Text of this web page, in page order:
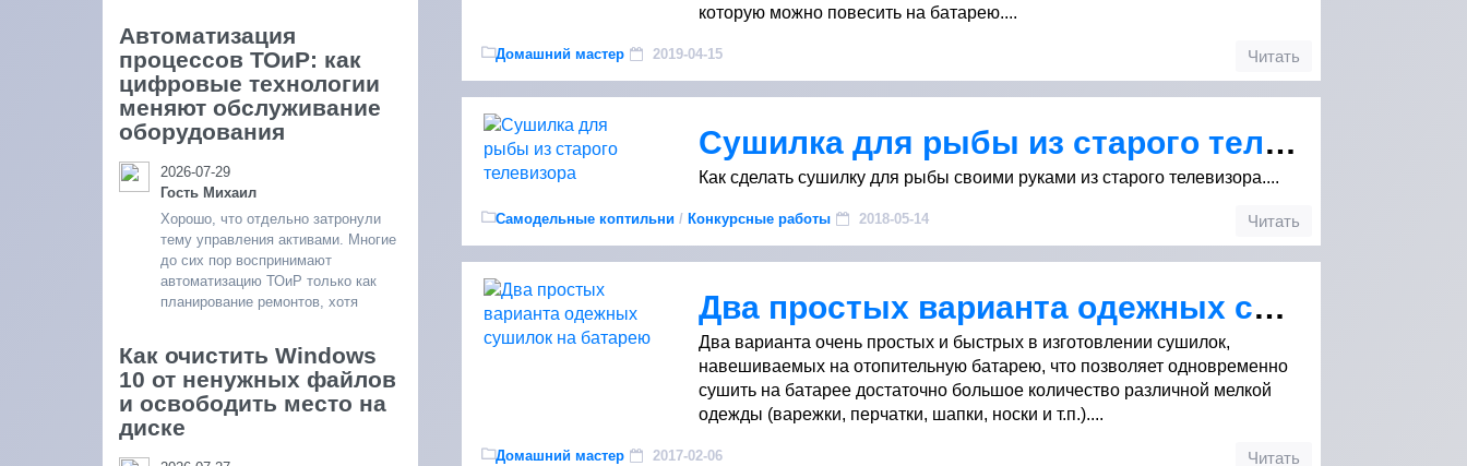
Автоматизация
процессов ТОиР: как
цифровые технологии
меняют обслуживание
оборудования
2026-07-29
Гость Михаил
Хорошо, что отдельно затронули
тему управления активами. Многие
до сих пор воспринимают
автоматизацию ТОиР только как
планирование ремонтов, хотя
Как очистить Windows
10 от ненужных файлов
и освободить место на
диске
которую можно повесить на батарею....
Читать
Домашний мастер 2019-04-15
Сушилка для рыбы из старого телевизора
Как сделать сушилку для рыбы своими руками из старого телевизора....
Читать
Самодельные коптильни / Конкурсные работы 2018-05-14
Два простых варианта одежных сушилок на батарею
Два варианта очень простых и быстрых в изготовлении сушилок,
навешиваемых на отопительную батарею, что позволяет одновременно
сушить на батарее достаточно большое количество различной мелкой
одежды (варежки, перчатки, шапки, носки и т.п.)....
Читать
Домашний мастер 2017-02-06